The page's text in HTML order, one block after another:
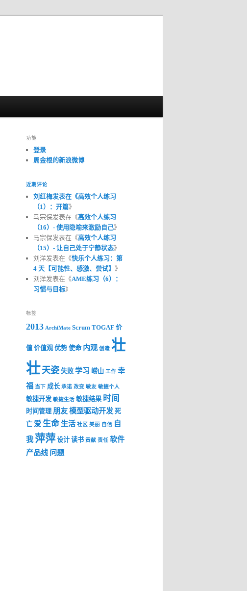
功能
登录
周金根的新浪微博
近期评论
刘红梅发表在《高效个人练习
（1）：开篇》
马宗保发表在《高效个人练习
（16）- 使用隐喻来激励自己》
马宗保发表在《高效个人练习
（15）- 让自己处于宁静状态》
刘洋发表在《快乐个人练习：第
4 天【可能性、感激、尝试】 》
刘洋发表在《AME练习（6）：
习惯与目标》
标签
2013 ArchiMate Scrum TOGAF 价
值 价值观 优势 使命 内观 创造 壮
壮 天姿 失败 学习 崂山 工作 幸
福 当下 成长 承诺 改变 敏友 敏捷个人
敏捷开发 敏捷生活 敏捷结果 时间
时间管理 朋友模型驱动开发 死
亡 爱 生命 生活 社区 美丽 自信
自
我 萍萍 设计 读书 贡献 责任 软件
产品线 问题